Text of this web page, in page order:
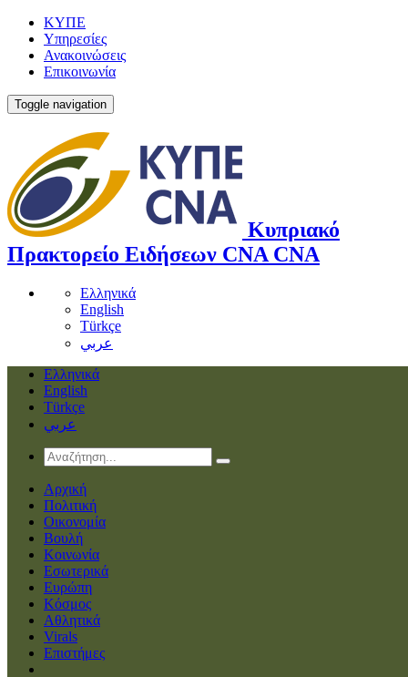
ΚΥΠΕ
Υπηρεσίες
Ανακοινώσεις
Επικοινωνία
Toggle navigation
Κυπριακό
Πρακτορείο Ειδήσεων CNA CNA
Ελληνικά
English
Türkçe
عربي
Ελληνικά
English
Türkçe
عربي
Αρχική
Πολιτική
Οικονομία
Βουλή
Κοινωνία
Εσωτερικά
Ευρώπη
Κόσμος
Αθλητικά
Virals
Επιστήμες